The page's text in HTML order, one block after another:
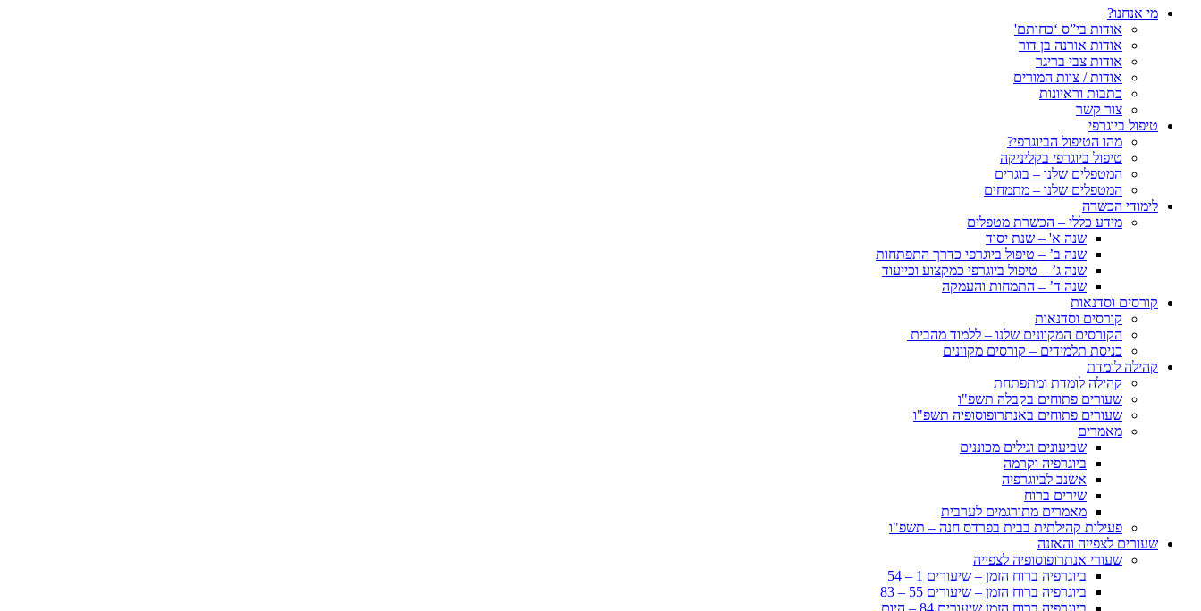
מי אנחנו?
אודות בי”ס ‘כחותם'
אודות אורנה בן דור
אודות צבי בריגר
אודות / צוות המורים
כתבות וראיונות
צור קשר
טיפול ביוגרפי
מהו הטיפול הביוגרפי?
טיפול ביוגרפי בקליניקה
המטפלים שלנו – בוגרים
המטפלים שלנו – מתמחים
לימודי הכשרה
מידע כללי – הכשרת מטפלים
שנה א' – שנת יסוד
שנה ב’ – טיפול ביוגרפי כדרך התפתחות
שנה ג’ – טיפול ביוגרפי כמקצוע וכייעוד
שנה ד’ – התמחות והעמקה
קורסים וסדנאות
קורסים וסדנאות
הקורסים המקוונים שלנו – ללמוד מהבית
כניסת תלמידים – קורסים מקוונים
קהילה לומדת
קהילה לומדת ומתפתחת
שעורים פתוחים בקבלה תשפ"ו
שעורים פתוחים באנתרופוסופיה תשפ"ו
מאמרים
שביעונים וגילים מכוננים
ביוגרפיה וקרמה
אשנב לביוגרפיה
שירים ברוח
מאמרים מתורגמים לערבית
פעילות קהילתית בבית בפרדס חנה – תשפ"ו
שעורים לצפייה והאזנה
שעורי אנתרופוסופיה לצפייה
ביוגרפיה ברוח הזמן – שיעורים 1 – 54
ביוגרפיה ברוח הזמן – שיעורים 55 – 83